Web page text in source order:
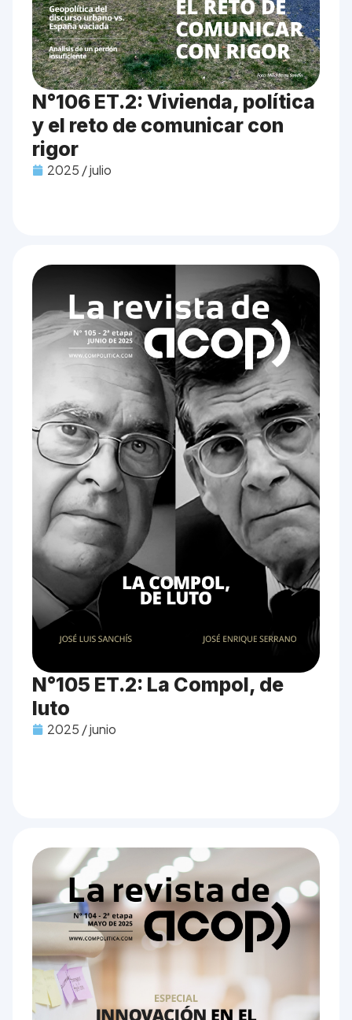
N°106 ET.2: Vivienda, política
y el reto de comunicar con
rigor
2025 / julio
N°105 ET.2: La Compol, de
luto
2025 / junio